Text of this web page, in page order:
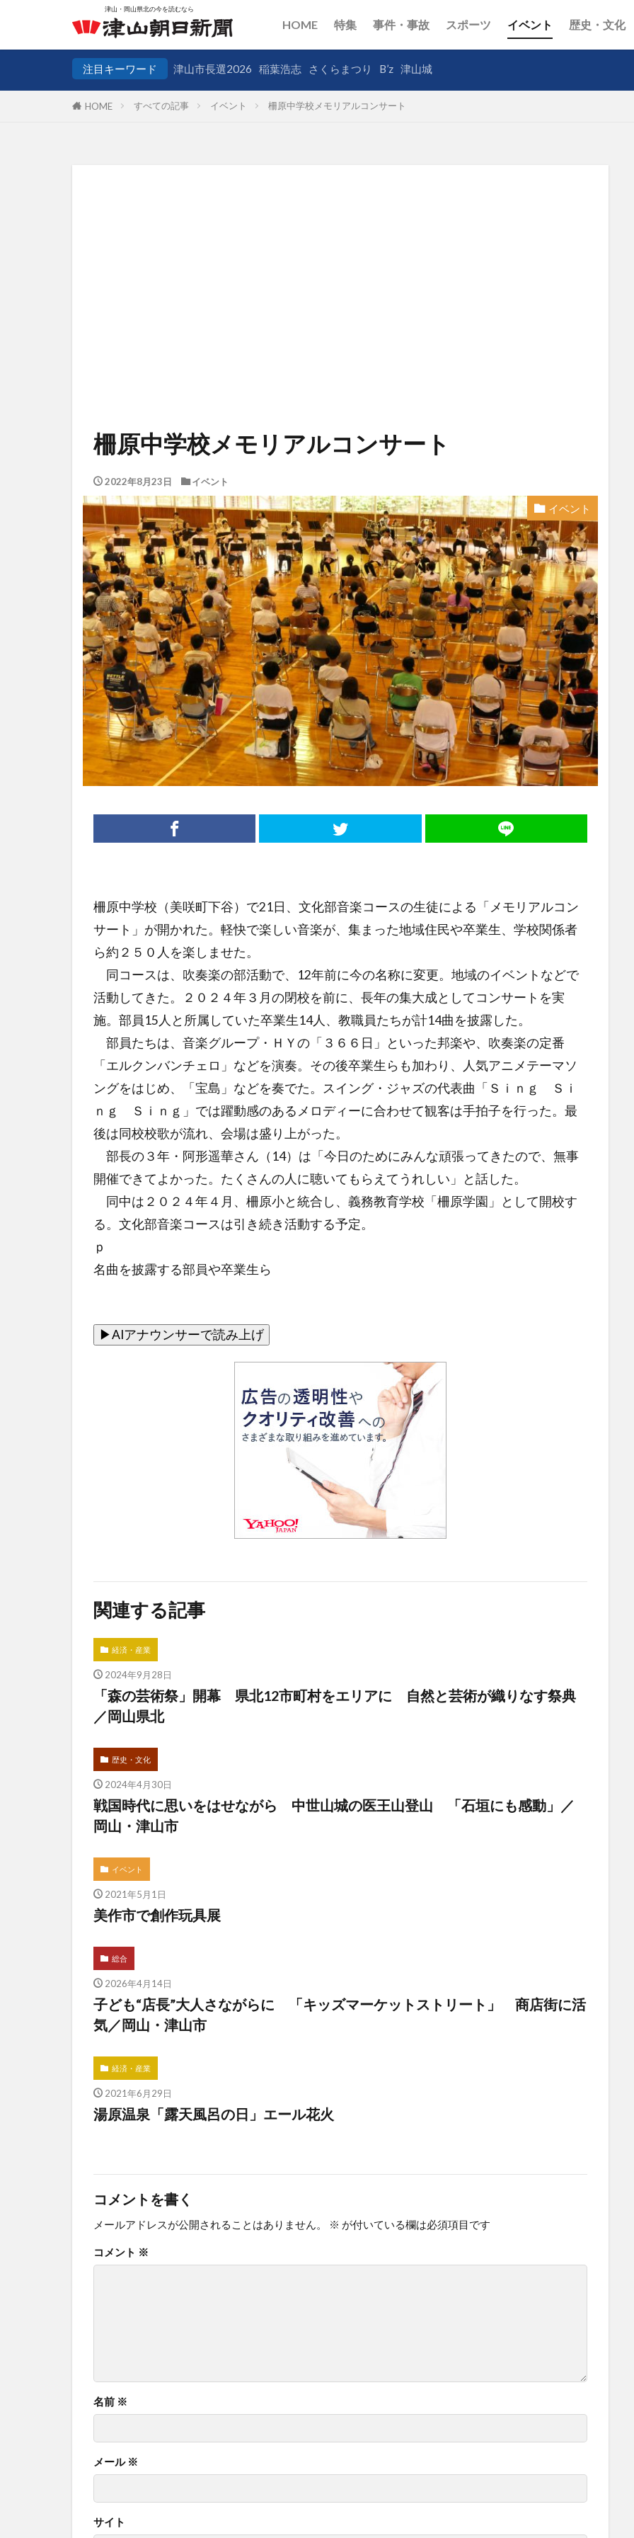
HOME 特集 事件・事故 スポーツ イベント 歴史・文化
注目キーワード 津山市長選2026 稲葉浩志 さくらまつり B’z 津山城
HOME すべての記事 イベント 柵原中学校メモリアルコンサート
柵原中学校メモリアルコンサート
2022年8月23日 イベント
イベント
柵原中学校（美咲町下谷）で21日、文化部音楽コースの生徒による「メモリアルコン
サート」が開かれた。軽快で楽しい音楽が、集まった地域住民や卒業生、学校関係者
ら約２５０人を楽しませた。
同コースは、吹奏楽の部活動で、12年前に今の名称に変更。地域のイベントなどで
活動してきた。２０２４年３月の閉校を前に、長年の集大成としてコンサートを実
施。部員15人と所属していた卒業生14人、教職員たちが計14曲を披露した。
部員たちは、音楽グループ・ＨＹの「３６６日」といった邦楽や、吹奏楽の定番
「エルクンバンチェロ」などを演奏。その後卒業生らも加わり、人気アニメテーマソ
ングをはじめ、「宝島」などを奏でた。スイング・ジャズの代表曲「Ｓｉｎｇ Ｓｉ
ｎｇ Ｓｉｎｇ」では躍動感のあるメロディーに合わせて観客は手拍子を行った。最
後は同校校歌が流れ、会場は盛り上がった。
部長の３年・阿形遥華さん（14）は「今日のためにみんな頑張ってきたので、無事
開催できてよかった。たくさんの人に聴いてもらえてうれしい」と話した。
同中は２０２４年４月、柵原小と統合し、義務教育学校「柵原学園」として開校す
る。文化部音楽コースは引き続き活動する予定。
ｐ
名曲を披露する部員や卒業生ら
関連する記事
経済・産業
2024年9月28日
「森の芸術祭」開幕 県北12市町村をエリアに 自然と芸術が織りなす祭典
／岡山県北
歴史・文化
2024年4月30日
戦国時代に思いをはせながら 中世山城の医王山登山 「石垣にも感動」／
岡山・津山市
イベント
2021年5月1日
美作市で創作玩具展
総合
2026年4月14日
子ども“店長”大人さながらに 「キッズマーケットストリート」 商店街に活
気／岡山・津山市
経済・産業
2021年6月29日
湯原温泉「露天風呂の日」エール花火
コメントを書く
メールアドレスが公開されることはありません。 ※ が付いている欄は必須項目です
コメント ※
名前 ※
メール ※
サイト